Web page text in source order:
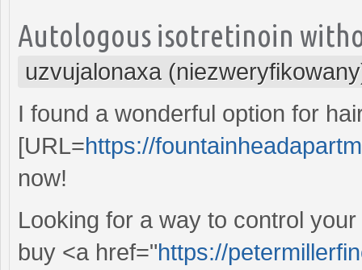
Autologous isotretinoin
uzvujalonaxa
I found a wonderful option for
[URL=https://
now!
Looking for a way to control
buy <a href="https://